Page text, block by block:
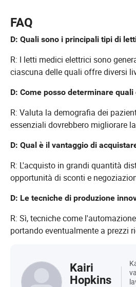
FAQ
D: Quali sono i principali tipi di
R: I letti medici elettrici sono
ciascuna delle quali offre diversi
D: Come posso determinare
R: Valuta la demografia dei
essenziali dovrebbero migliorare
D: Qual è il vantaggio di
R: L'acquisto in grandi quantità
opportunità di sconti e
D: Le tecniche di produzione
R: Sì, tecniche come
portando eventualmente a prezzi
Kairi
Hopkins